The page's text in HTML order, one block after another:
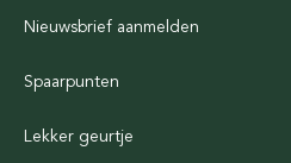
Nieuwsbrief aanmelden
Spaarpunten
Lekker geurtje